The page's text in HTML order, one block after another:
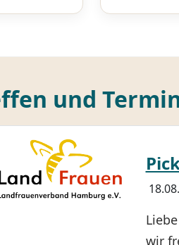
und
wir